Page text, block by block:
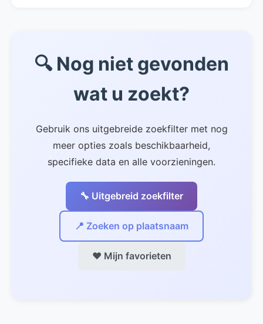
vooraf contact op met de eigenaar voor
🔍 Nog niet gevonden
wat u zoekt?
Gebruik ons uitgebreide zoekfilter met nog
meer opties zoals beschikbaarheid,
specifieke data en alle voorzieningen.
🔧 Uitgebreid zoekfilter
📍 Zoeken op plaatsnaam
❤️ Mijn favorieten